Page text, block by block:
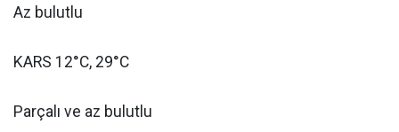
Az bulutlu
KARS 12°C, 29°C
Parçalı ve az bulutlu